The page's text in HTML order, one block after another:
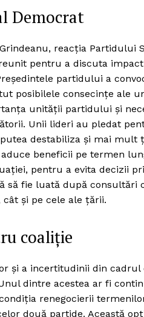
Democrat
reacția Partidului
pentru a discuta
partidului a
posibilele consecințe ale
unității partidului și
Unii lideri au pledat
destabiliza și mai
beneficii pe termen
pentru a evita decizii
să fie luată după consultări
și pe cele ale țării.
coaliție
și a incertitudinii din cadrul
dintre acestea ar fi
renegocierii
două partide. Această